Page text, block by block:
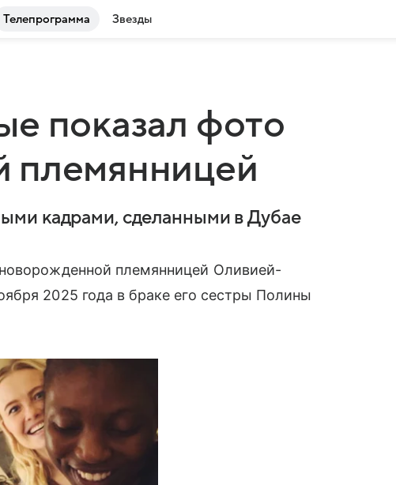
Телепрограмма Звезды
показал фото
племянницей
кадрами, сделанными в Дубае
племянницей Оливией-
2025 года в браке его сестры Полины